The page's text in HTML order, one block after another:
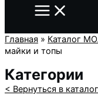
Главная » Каталог
майки и топы
Категории
< Вернуться в каталог